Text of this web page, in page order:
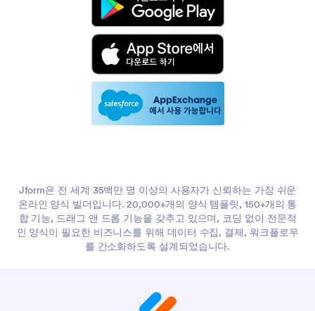
Jform은 전 세계 35백만 명 이상의 사용자가 신뢰하는 가장 쉬운
온라인 양식 빌더입니다. 20,000+개의 양식 템플릿, 150+개의 통
합 기능, 드래그 앤 드롭 기능을 갖추고 있으며, 코딩 없이 전문적
인 양식이 필요한 비즈니스를 위해 데이터 수집, 결제, 워크플로우
를 간소화하도록 설계되었습니다.